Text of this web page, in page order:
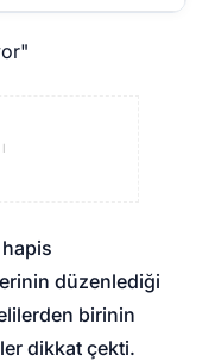
düzenlediği
birinin
dikkat çekti.